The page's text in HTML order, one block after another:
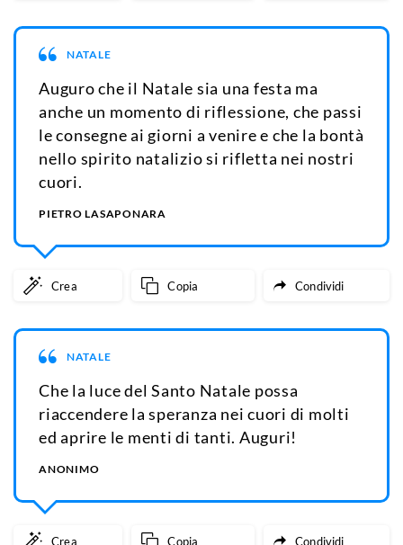
NATALE
Auguro che il Natale sia una festa ma
anche un momento di riflessione, che passi
le consegne ai giorni a venire e che la bontà
nello spirito natalizio si rifletta nei nostri
cuori.
PIETRO LASAPONARA
Crea Copia Condividi
NATALE
Che la luce del Santo Natale possa
riaccendere la speranza nei cuori di molti
ed aprire le menti di tanti. Auguri!
ANONIMO
Crea Copia Condividi